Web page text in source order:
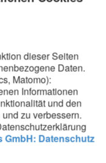
dieser Seiten
Daten.
Matomo):
Informationen
und den
zu verbessern.
GmbH: Datenschutz
zusammen, um
voran und setzt
Studium im
oder eine